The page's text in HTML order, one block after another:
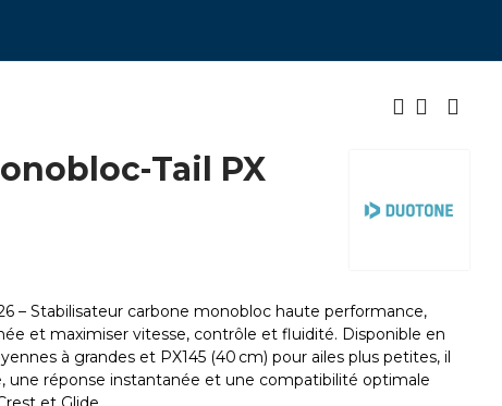
Tail PX
– Stabilisateur carbone monobloc haute performance,
et maximiser vitesse, contrôle et fluidité. Disponible en
à grandes et PX145 (40 cm) pour ailes plus petites, il
une réponse instantanée et une compatibilité optimale